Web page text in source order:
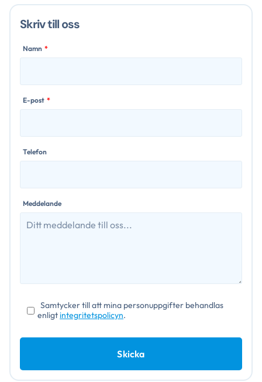
Skriv till oss
Namn
E-post
Telefon
Meddelande
Samtycker till att mina personuppgifter behandlas
enligtintegritetspolicyn.
Skicka